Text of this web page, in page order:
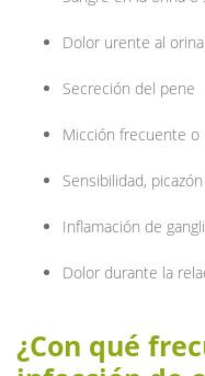
Dolor urente al
Secreción del pene
Micción frecuente o
Sensibilidad,
Inflamación de
Dolor durante la
¿Con qué